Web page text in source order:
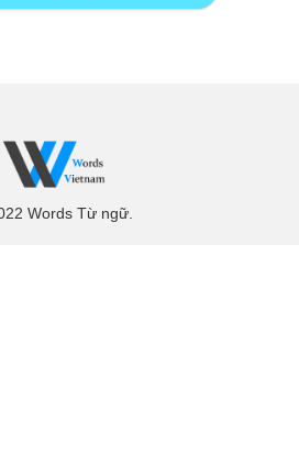
Words Từ ngữ.